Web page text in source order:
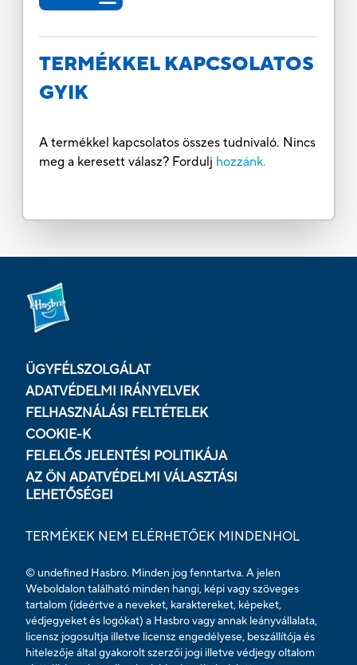
TERMÉKKEL KAPCSOLATOS
GYIK
A termékkel kapcsolatos összes tudnivaló. Nincs
meg a keresett válasz? Fordulj hozzánk.
ÜGYFÉLSZOLGÁLAT
ADATVÉDELMI IRÁNYELVEK
FELHASZNÁLÁSI FELTÉTELEK
COOKIE-K
FELELŐS JELENTÉSI POLITIKÁJA
AZ ÖN ADATVÉDELMI VÁLASZTÁSI
LEHETŐSÉGEI
TERMÉKEK NEM ELÉRHETŐEK MINDENHOL
© undefined Hasbro. Minden jog fenntartva. A jelen
Weboldalon található minden hangi, képi vagy szöveges
tartalom (ideértve a neveket, karaktereket, képeket,
védjegyeket és logókat) a Hasbro vagy annak leányvállalata,
licensz jogosultja illetve licensz engedélyese, beszállítója és
hitelezője által gyakorolt szerzői jogi illetve védjegy oltalom